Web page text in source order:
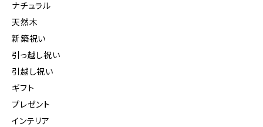
ナチュラル
天然木
新築祝い
引っ越し祝い
引越し祝い
ギフト
プレゼント
インテリア